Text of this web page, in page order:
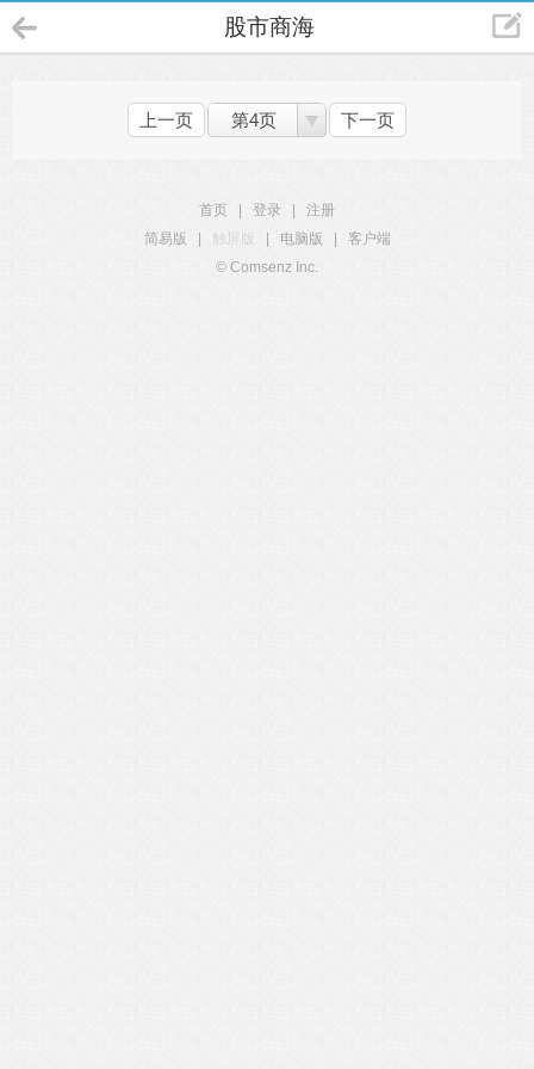
股市商海
上一页 第4页 下一页
首页 登录
注册
简易版
触屏版 电脑版
客户端
© Comsenz Inc.